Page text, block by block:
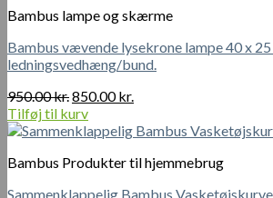
Bambus lampe og skærme
Bambus vævende lysekrone lampe 40 x 25
ledningsvedhæng/bund.
950.00kr.Den
oprindelige
pris
950.00 kr..
850.00kr.
pris
850.00 kr..
Tilføj til kurv
Bambus Produkter til hjemmebrug
Sammenklappelig Bambus